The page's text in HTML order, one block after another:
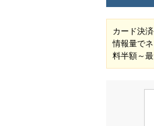
カード決
情報量で
料半額～